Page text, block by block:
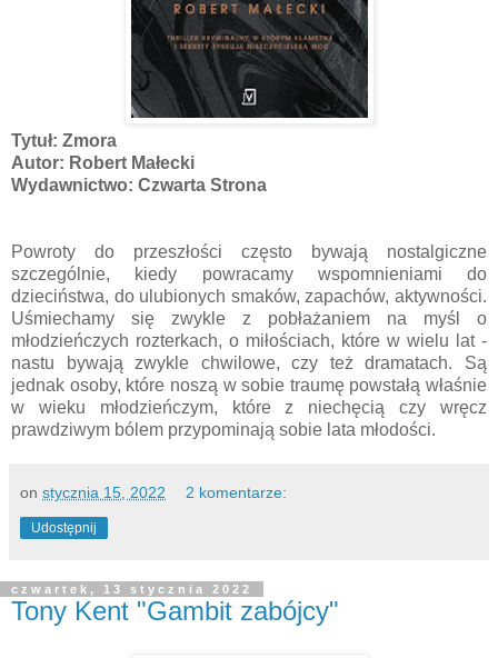
Tytuł: Zmora
Autor: Robert Małecki
Wydawnictwo: Czwarta Strona
Powroty do przeszłości często bywają nostalgiczne
szczególnie, kiedy powracamy wspomnieniami do
dzieciństwa, do ulubionych smaków, zapachów, aktywności.
Uśmiechamy się zwykle z pobłażaniem na myśl o
młodzieńczych rozterkach, o miłościach, które w wielu lat -
nastu bywają zwykle chwilowe, czy też dramatach. Są
jednak osoby, które noszą w sobie traumę powstałą właśnie
w wieku młodzieńczym, które z niechęcią czy wręcz
prawdziwym bólem przypominają sobie lata młodości.
on stycznia 15, 2022 2 komentarze:
Udostępnij
czwartek, 13 stycznia 2022
Tony Kent "Gambit zabójcy"